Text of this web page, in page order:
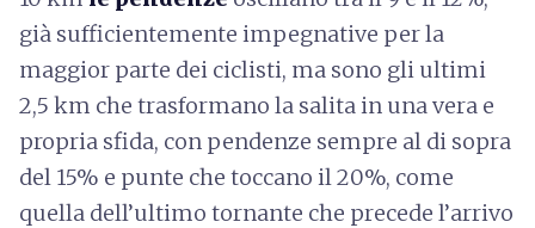
già sufficientemente impegnative per la
maggior parte dei ciclisti, ma sono gli ultimi
2,5 km che trasformano la salita in una vera e
propria sfida, con pendenze sempre al di sopra
del 15% e punte che toccano il 20%, come
quella dell’ultimo tornante che precede l’arrivo